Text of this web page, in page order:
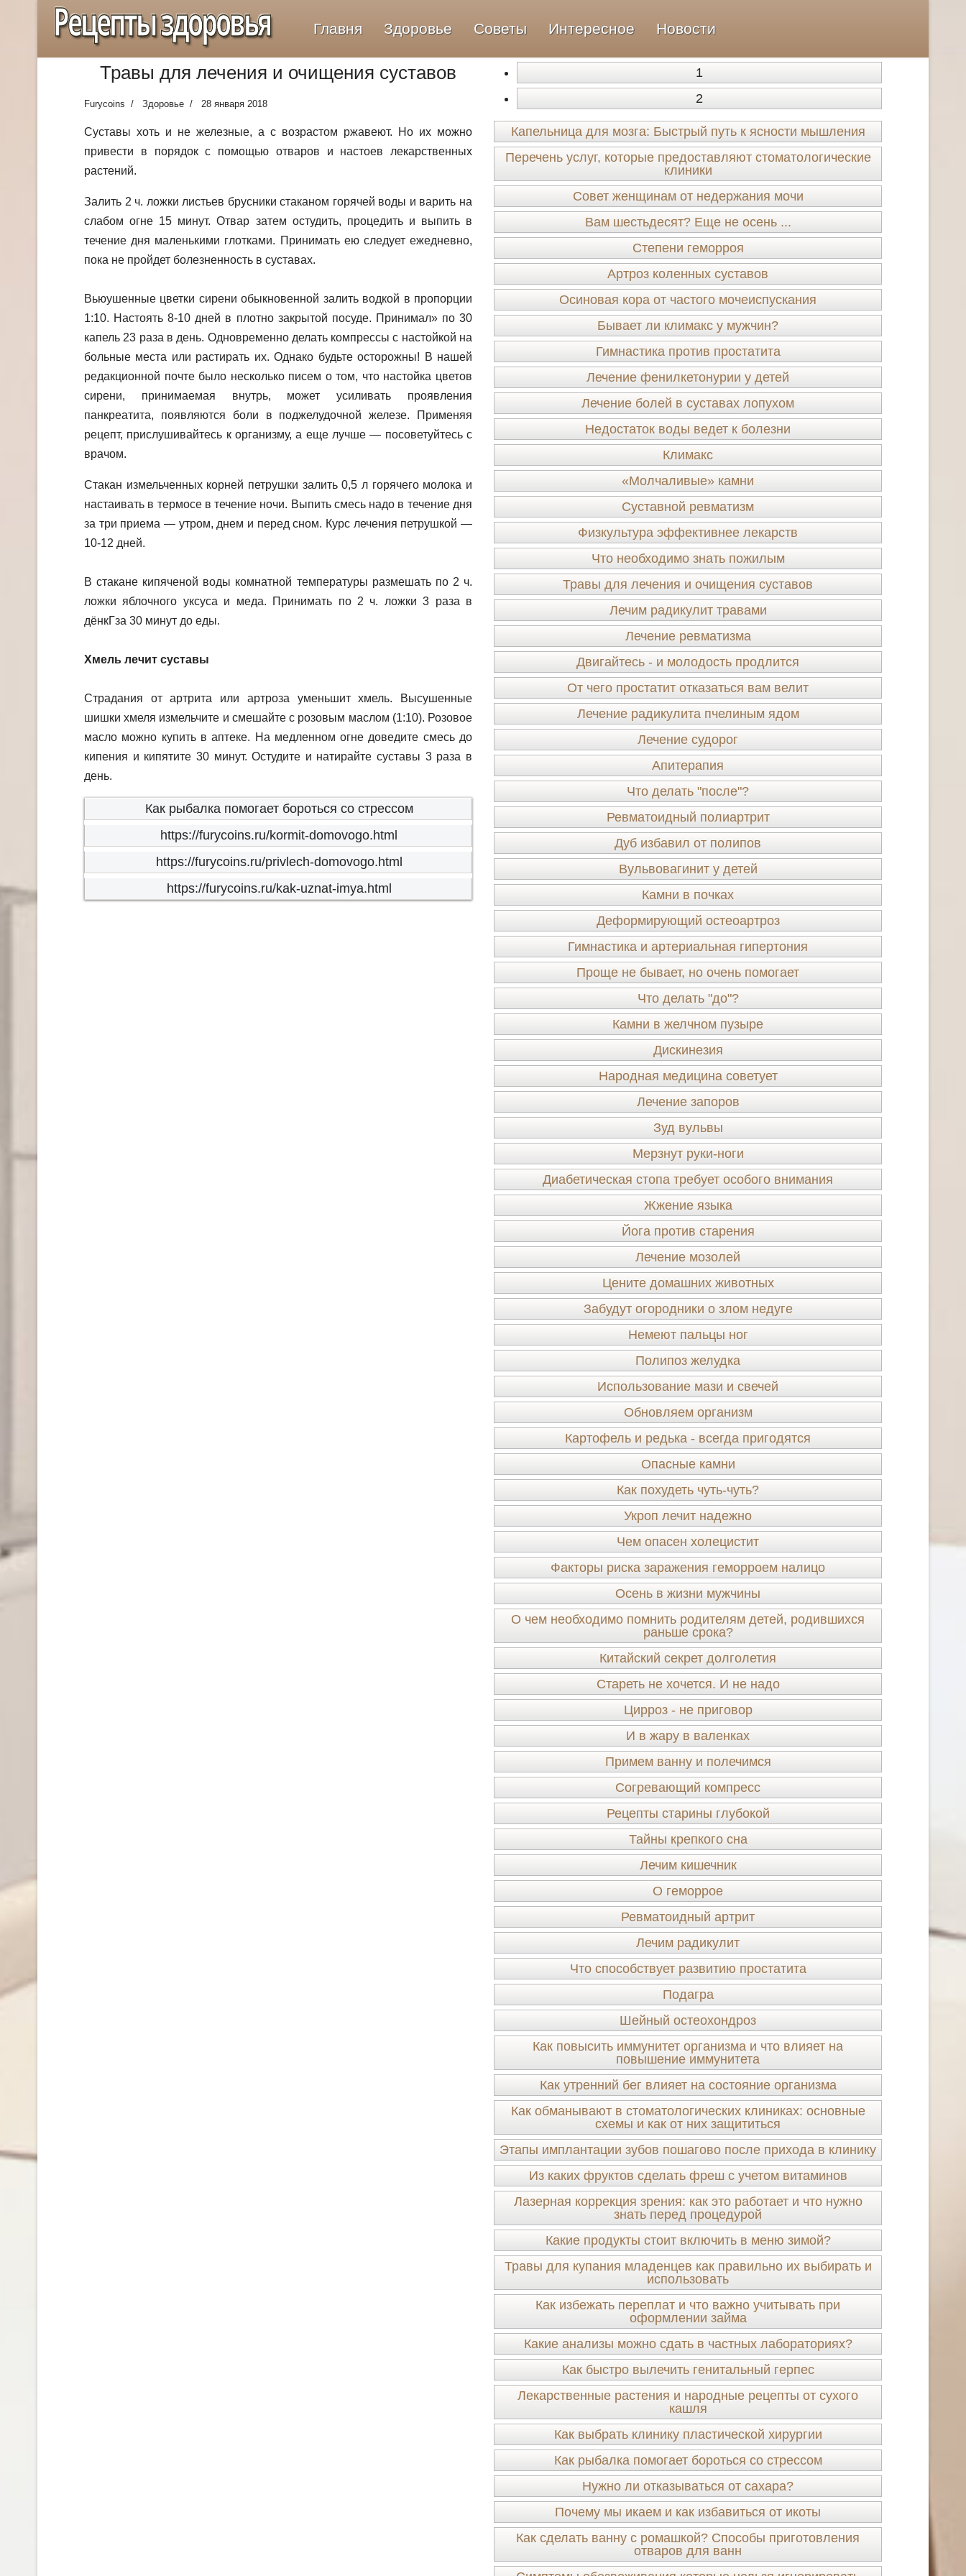
Рецепты здоровья Главня Здоровье Советы Интересное Новости
Травы для лечения и очищения суставов
Furycoins Здоровье 28 января 2018
Cуставы хоть и не железные, а с возрастом ржавеют. Но их можно
привести в порядок с помощью отваров и настоев лекарственных
растений.
Залить 2 ч. ложки листьев брусники стаканом горячей воды и варить на
слабом огне 15 минут. Отвар затем остудить, процедить и выпить в
течение дня маленькими глотками. Принимать ею следует ежедневно,
пока не пройдет болезненность в суставах.
Вьюушенные цветки сирени обыкновенной залить водкой в пропорции
1:10. Настоять 8-10 дней в плотно закрытой посуде. Принимал» по 30
капель 23 раза в день. Одновременно делать компрессы с настойкой на
больные места или растирать их. Однако будьте осторожны! В нашей
редакционной почте было несколько писем о том, что настойка цветов
сирени, принимаемая внутрь, может усиливать проявления
панкреатита, появляются боли в поджелудочной железе. Применяя
рецепт, прислушивайтесь к организму, а еще лучше — посоветуйтесь с
врачом.
Стакан измельченных корней петрушки залить 0,5 л горячего молока и
настаивать в термосе в течение ночи. Выпить смесь надо в течение дня
за три приема — утром, днем и перед сном. Курс лечения петрушкой —
10-12 дней.
В стакане кипяченой воды комнатной температуры размешать по 2 ч.
ложки яблочного уксуса и меда. Принимать по 2 ч. ложки 3 раза в
дёнкГза 30 минут до еды.
Хмель лечит суставы
Страдания от артрита или артроза уменьшит хмель. Высушенные
шишки хмеля измельчите и смешайте с розовым маслом (1:10). Розовое
масло можно купить в аптеке. На медленном огне доведите смесь до
кипения и кипятите 30 минут. Остудите и натирайте суставы 3 раза в
день.
Как рыбалка помогает бороться со стрессом
https://furycoins.ru/kormit-domovogo.html
https://furycoins.ru/privlech-domovogo.html
https://furycoins.ru/kak-uznat-imya.html
1
2
Капельница для мозга: Быстрый путь к ясности мышления
Перечень услуг, которые предоставляют стоматологические
клиники
Совет женщинам от недержания мочи
Вам шестьдесят? Еще не осень ...
Степени геморроя
Артроз коленных суставов
Осиновая кора от частого мочеиспускания
Бывает ли климакс у мужчин?
Гимнастика против простатита
Лечение фенилкетонурии у детей
Лечение болей в суставах лопухом
Недостаток воды ведет к болезни
Климакс
«Молчаливые» камни
Суставной ревматизм
Физкультура эффективнее лекарств
Что необходимо знать пожилым
Травы для лечения и очищения суставов
Лечим радикулит травами
Лечение ревматизма
Двигайтесь - и молодость продлится
От чего простатит отказаться вам велит
Лечение радикулита пчелиным ядом
Лечение судорог
Апитерапия
Что делать "после"?
Ревматоидный полиартрит
Дуб избавил от полипов
Вульвовагинит у детей
Камни в почках
Деформирующий остеоартроз
Гимнастика и артериальная гипертония
Проще не бывает, но очень помогает
Что делать "до"?
Камни в желчном пузыре
Дискинезия
Народная медицина советует
Лечение запоров
Зуд вульвы
Мерзнут руки-ноги
Диабетическая стопа требует особого внимания
Жжение языка
Йога против старения
Лечение мозолей
Цените домашних животных
Забудут огородники о злом недуге
Немеют пальцы ног
Полипоз желудка
Использование мази и свечей
Обновляем организм
Картофель и редька - всегда пригодятся
Опасные камни
Как похудеть чуть-чуть?
Укроп лечит надежно
Чем опасен холецистит
Факторы риска заражения геморроем налицо
Осень в жизни мужчины
О чем необходимо помнить родителям детей, родившихся
раньше срока?
Китайский секрет долголетия
Стареть не хочется. И не надо
Цирроз - не приговор
И в жару в валенках
Примем ванну и полечимся
Согревающий компресс
Рецепты старины глубокой
Тайны крепкого сна
Лечим кишечник
О геморрое
Ревматоидный артрит
Лечим радикулит
Что способствует развитию простатита
Подагра
Шейный остеохондроз
Как повысить иммунитет организма и что влияет на
повышение иммунитета
Как утренний бег влияет на состояние организма
Как обманывают в стоматологических клиниках: основные
схемы и как от них защититься
Этапы имплантации зубов пошагово после прихода в клинику
Из каких фруктов сделать фреш с учетом витаминов
Лазерная коррекция зрения: как это работает и что нужно
знать перед процедурой
Какие продукты стоит включить в меню зимой?
Травы для купания младенцев как правильно их выбирать и
использовать
Как избежать переплат и что важно учитывать при
оформлении займа
Какие анализы можно сдать в частных лабораториях?
Как быстро вылечить генитальный герпес
Лекарственные растения и народные рецепты от сухого
кашля
Как выбрать клинику пластической хирургии
Как рыбалка помогает бороться со стрессом
Нужно ли отказываться от сахара?
Почему мы икаем и как избавиться от икоты
Как сделать ванну с ромашкой? Способы приготовления
отваров для ванн